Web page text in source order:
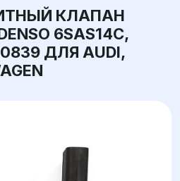
КЛАПАН
6SAS14C,
ДЛЯ AUDI,